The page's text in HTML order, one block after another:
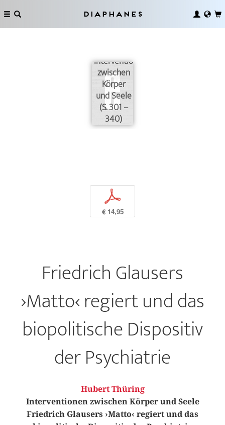
Diaphanes
Interventionen
zwischen
Körper
und Seele
(S. 301 –
340)
p
€ 14,95
Friedrich Glausers
›Matto‹ regiert und das
biopolitische Dispositiv
der Psychiatrie
Hubert Thüring
Interventionen zwischen Körper und Seele
Friedrich Glausers ›Matto‹ regiert und das